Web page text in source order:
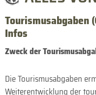
Tourismusabgaben
Infos
Zweck der
Die Tourismusabgaben
Weiterentwicklung der